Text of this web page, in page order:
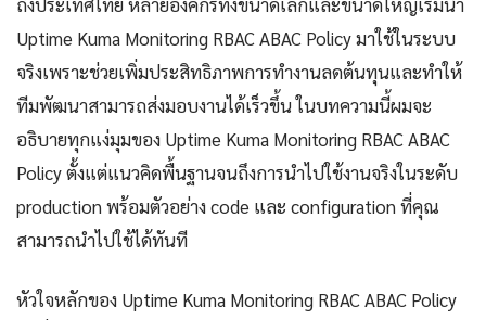
Uptime Kuma Monitoring RBAC ABAC Policy มาใช้ในระบบ
จริงเพราะช่วยเพิ่มประสิทธิภาพการทำงานลดต้นทุนและทำให้
ทีมพัฒนาสามารถส่งมอบงานได้เร็วขึ้น ในบทความนี้ผมจะ
อธิบายทุกแง่มุมของ Uptime Kuma Monitoring RBAC ABAC
Policy ตั้งแต่แนวคิดพื้นฐานจนถึงการนำไปใช้งานจริงในระดับ
production พร้อมตัวอย่าง code และ configuration ที่คุณ
สามารถนำไปใช้ได้ทันที
หัวใจหลักของ Uptime Kuma Monitoring RBAC ABAC Policy